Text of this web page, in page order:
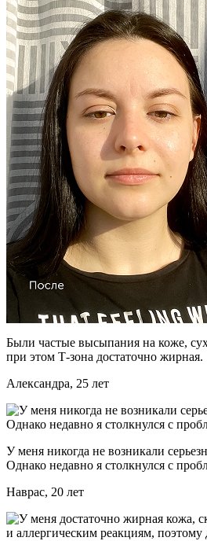
Были частые высыпания на коже,
при этом Т-зона достаточно жирная.
Александра, 25 лет
У меня никогда не возникали
Однако недавно я столкнулся с
Наврас, 20 лет